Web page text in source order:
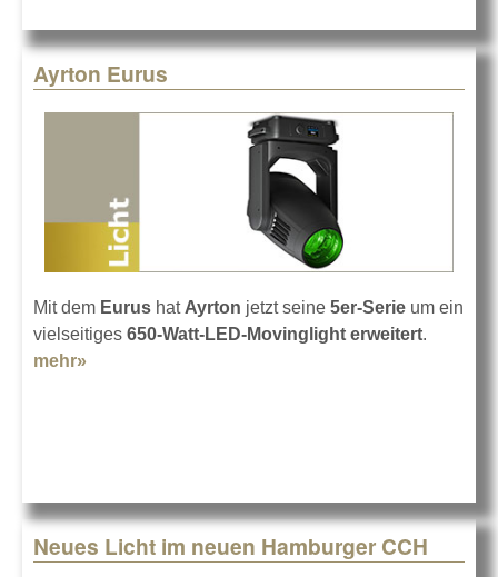
Ayrton Eurus
Mit dem Eurus hat Ayrton jetzt seine 5er-Serie um ein
vielseitiges 650-Watt-LED-Movinglight erweitert.
mehr»
Neues Licht im neuen Hamburger CCH